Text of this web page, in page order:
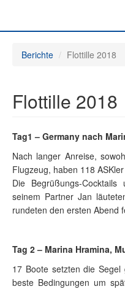
Berichte
Flottille 2018
Flottille 2018
Tag1 – Germany nach
Nach langer Anreise,
Flugzeug, haben 118
Die Begrüßungs-
seinem Partner Jan
rundeten den ersten Abend
Tag 2 – Marina Hramina,
17 Boote setzten die
beste Bedingungen um